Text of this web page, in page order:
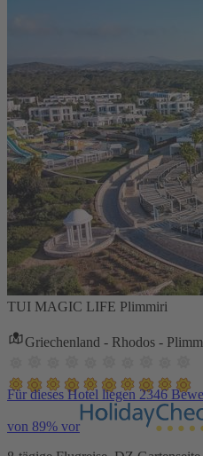
TUI MAGIC LIFE Plimmiri
Griechenland - Rhodos -
Für dieses Hotel liegen 2346
von 89% vor